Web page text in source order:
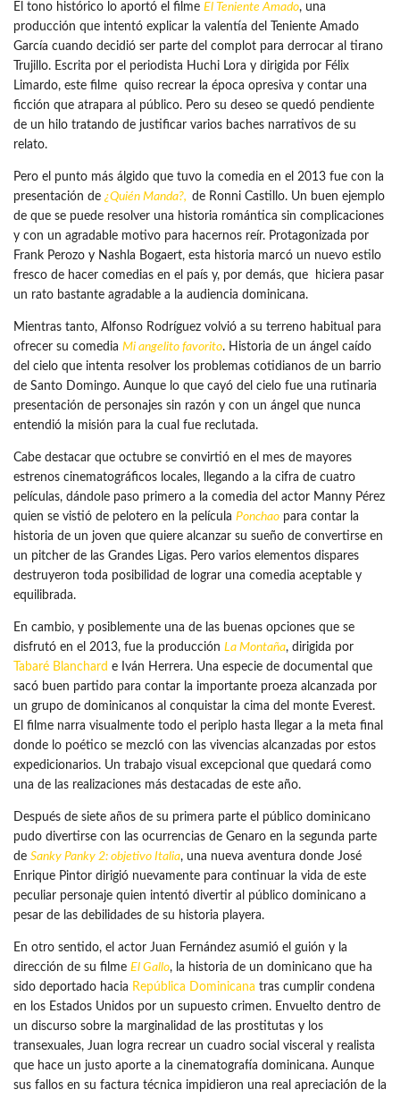
El tono histórico lo aportó el filme El Teniente Amado, una
producción que intentó explicar la valentía del Teniente Amado
García cuando decidió ser parte del complot para derrocar al tirano
Trujillo. Escrita por el periodista Huchi Lora y dirigida por Félix
Limardo, este filme quiso recrear la época opresiva y contar una
ficción que atrapara al público. Pero su deseo se quedó pendiente
de un hilo tratando de justificar varios baches narrativos de su
relato.
Pero el punto más álgido que tuvo la comedia en el 2013 fue con la
presentación de ¿Quién Manda?, de Ronni Castillo. Un buen ejemplo
de que se puede resolver una historia romántica sin complicaciones
y con un agradable motivo para hacernos reír. Protagonizada por
Frank Perozo y Nashla Bogaert, esta historia marcó un nuevo estilo
fresco de hacer comedias en el país y, por demás, que hiciera pasar
un rato bastante agradable a la audiencia dominicana.
Mientras tanto, Alfonso Rodríguez volvió a su terreno habitual para
ofrecer su comedia Mi angelito favorito. Historia de un ángel caído
del cielo que intenta resolver los problemas cotidianos de un barrio
de Santo Domingo. Aunque lo que cayó del cielo fue una rutinaria
presentación de personajes sin razón y con un ángel que nunca
entendió la misión para la cual fue reclutada.
Cabe destacar que octubre se convirtió en el mes de mayores
estrenos cinematográficos locales, llegando a la cifra de cuatro
películas, dándole paso primero a la comedia del actor Manny Pérez
quien se vistió de pelotero en la película Ponchao para contar la
historia de un joven que quiere alcanzar su sueño de convertirse en
un pitcher de las Grandes Ligas. Pero varios elementos dispares
destruyeron toda posibilidad de lograr una comedia aceptable y
equilibrada.
En cambio, y posiblemente una de las buenas opciones que se
disfrutó en el 2013, fue la producción La Montaña, dirigida por
Tabaré Blanchard e Iván Herrera. Una especie de documental que
sacó buen partido para contar la importante proeza alcanzada por
un grupo de dominicanos al conquistar la cima del monte Everest.
El filme narra visualmente todo el periplo hasta llegar a la meta final
donde lo poético se mezcló con las vivencias alcanzadas por estos
expedicionarios. Un trabajo visual excepcional que quedará como
una de las realizaciones más destacadas de este año.
Después de siete años de su primera parte el público dominicano
pudo divertirse con las ocurrencias de Genaro en la segunda parte
de Sanky Panky 2: objetivo Italia, una nueva aventura donde José
Enrique Pintor dirigió nuevamente para continuar la vida de este
peculiar personaje quien intentó divertir al público dominicano a
pesar de las debilidades de su historia playera.
En otro sentido, el actor Juan Fernández asumió el guión y la
dirección de su filme El Gallo, la historia de un dominicano que ha
sido deportado hacia República Dominicana tras cumplir condena
en los Estados Unidos por un supuesto crimen. Envuelto dentro de
un discurso sobre la marginalidad de las prostitutas y los
transexuales, Juan logra recrear un cuadro social visceral y realista
que hace un justo aporte a la cinematografía dominicana. Aunque
sus fallos en su factura técnica impidieron una real apreciación de la